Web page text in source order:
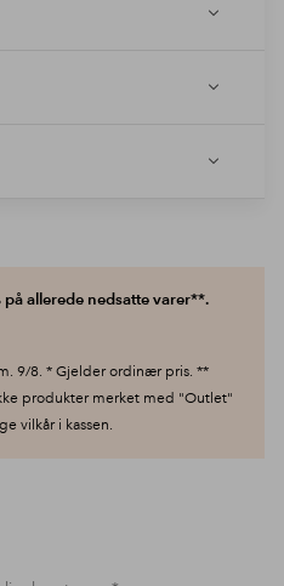
allerede nedsatte varer**.
9/8. * Gjelder ordinær pris. **
produkter merket med "Outlet"
vilkår i kassen.